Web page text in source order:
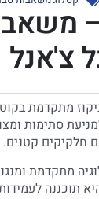
צ'אנל
סתימות
חלקיקים קטנים.
מתקדמת
תוכננה